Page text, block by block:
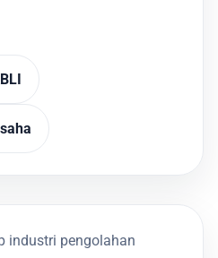
industri pengolahan